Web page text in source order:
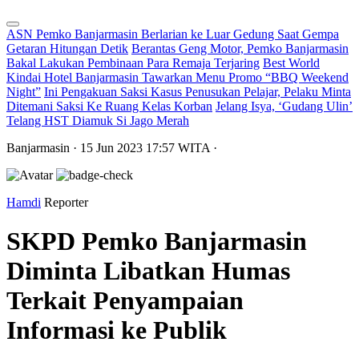
ASN Pemko Banjarmasin Berlarian ke Luar Gedung Saat Gempa
Getaran Hitungan Detik Berantas Geng Motor, Pemko Banjarmasin
Bakal Lakukan Pembinaan Para Remaja Terjaring Best World
Kindai Hotel Banjarmasin Tawarkan Menu Promo “BBQ Weekend
Night” Ini Pengakuan Saksi Kasus Penusukan Pelajar, Pelaku Minta
Ditemani Saksi Ke Ruang Kelas Korban Jelang Isya, ‘Gudang Ulin’
Telang HST Diamuk Si Jago Merah
Banjarmasin · 15 Jun 2023 17:57 WITA ·
Hamdi Reporter
SKPD Pemko Banjarmasin
Diminta Libatkan Humas
Terkait Penyampaian
Informasi ke Publik